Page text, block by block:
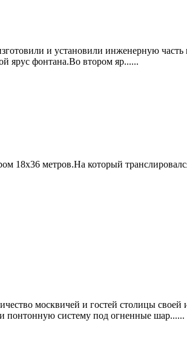
и установили инженерную
ярус фонтана.Во втором яр......
метров.На который
москвичей и гостей столицы своей
понтонную систему под огненные шар......